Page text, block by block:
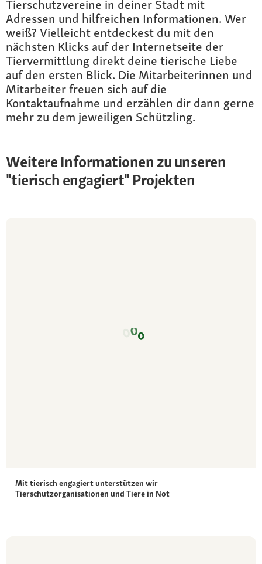
Tierschutzvereine in deiner Stadt mit
Adressen und hilfreichen Informationen. Wer
weiß? Vielleicht entdeckest du mit den
nächsten Klicks auf der Internetseite der
Tiervermittlung direkt deine tierische Liebe
auf den ersten Blick. Die Mitarbeiterinnen und
Mitarbeiter freuen sich auf die
Kontaktaufnahme und erzählen dir dann gerne
mehr zu dem jeweiligen Schützling.
Weitere Informationen zu unseren
"tierisch engagiert" Projekten
Mit tierisch engagiert unterstützen wir
Tierschutzorganisationen und Tiere in Not